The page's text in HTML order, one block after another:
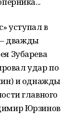
уступал в
– дважды
Зубарева
удар по
и однажды
главного
Юрзинов